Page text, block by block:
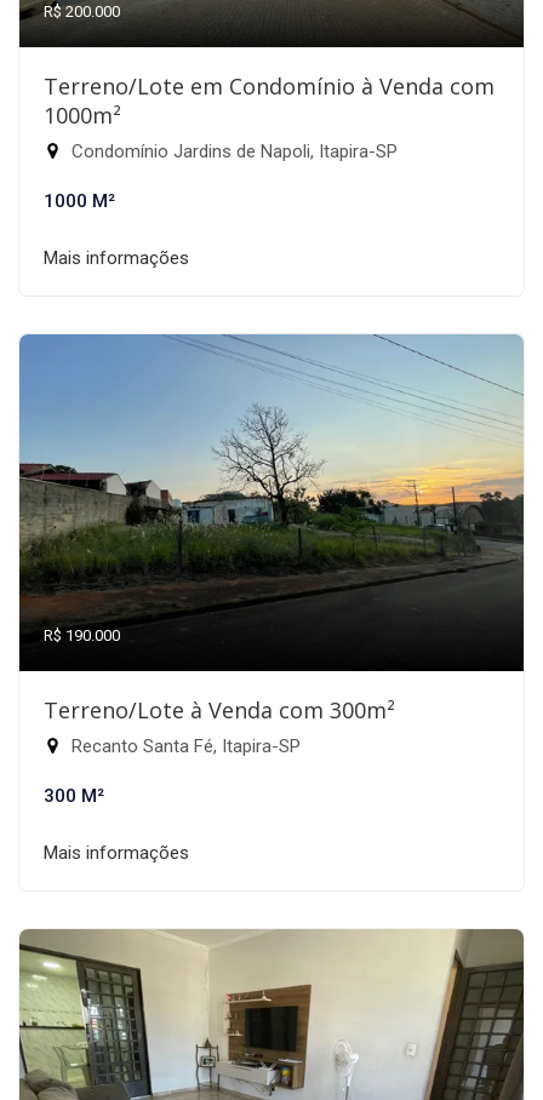
R$ 200.000
Terreno/Lote em Condomínio à Venda com
1000m²
Condomínio Jardins de Napoli, Itapira-SP
1000 M²
Mais informações
R$ 190.000
Terreno/Lote à Venda com 300m²
Recanto Santa Fé, Itapira-SP
300 M²
Mais informações